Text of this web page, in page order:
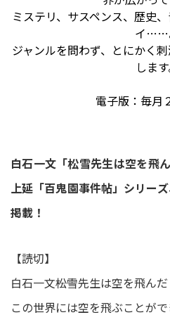
ミステリ、サスペンス、歴史
イ……
ジャンルを問わず、とにかく
します
電子版：毎月
白石一文「松雪先生は空を飛
上延「百鬼園事件帖」シリー
掲載！
【読切】
白石一文――松雪先生は空を飛ん
この世界には空を飛ぶことがで